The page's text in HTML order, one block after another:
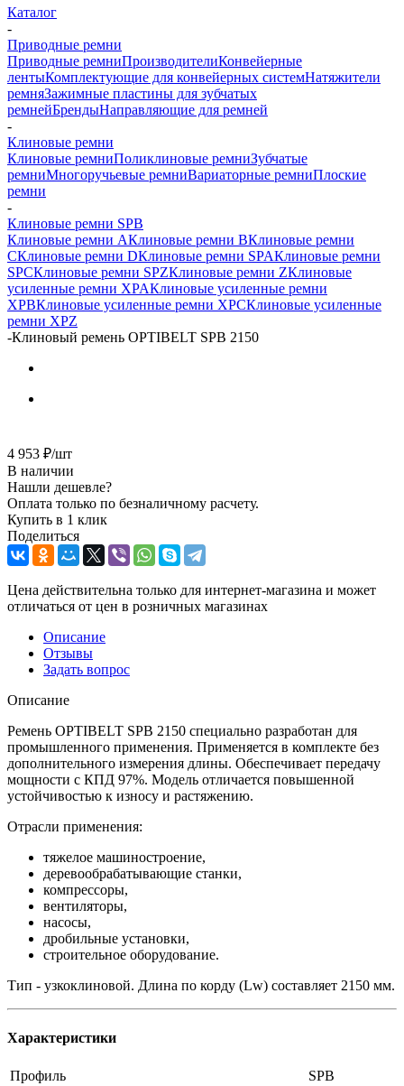
Каталог
-
Приводные ремни
Приводные ремниПроизводителиКонвейерные
лентыКомплектующие для конвейерных системНатяжители
ремняЗажимные пластины для зубчатых
ремнейБрендыНаправляющие для ремней
-
Клиновые ремни
Клиновые ремниПоликлиновые ремниЗубчатые
ремниМногоручьевые ремниВариаторные ремниПлоские
ремни
-
Клиновые ремни SPB
Клиновые ремни AКлиновые ремни BКлиновые ремни
CКлиновые ремни DКлиновые ремни SPAКлиновые ремни
SPCКлиновые ремни SPZКлиновые ремни ZКлиновые
усиленные ремни XPAКлиновые усиленные ремни
XPBКлиновые усиленные ремни XPCКлиновые усиленные
ремни XPZ
-Клиновый ремень OPTIBELT SPB 2150
4 953 ₽/шт
В наличии
Нашли дешевле?
Оплата только по безналичному расчету.
Купить в 1 клик
Поделиться
Цена действительна только для интернет-магазина и может
отличаться от цен в розничных магазинах
Описание
Отзывы
Задать вопрос
Описание
Ремень OPTIBELT SPB 2150 специально разработан для
промышленного применения. Применяется в комплекте без
дополнительного измерения длины. Обеспечивает передачу
мощности с КПД 97%. Модель отличается повышенной
устойчивостью к износу и растяжению.
Отрасли применения:
тяжелое машиностроение,
деревообрабатывающие станки,
компрессоры,
вентиляторы,
насосы,
дробильные установки,
строительное оборудование.
Тип - узкоклиновой. Длина по корду (Lw) составляет 2150 мм.
Характеристики
Профиль
SPB